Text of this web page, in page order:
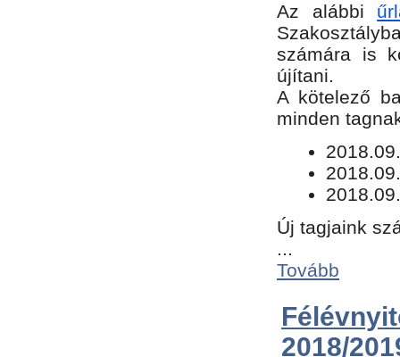
Az alábbi
számára is
újítani.
​A kötelező
minden
Új tagjaink
...
Tovább
2018/